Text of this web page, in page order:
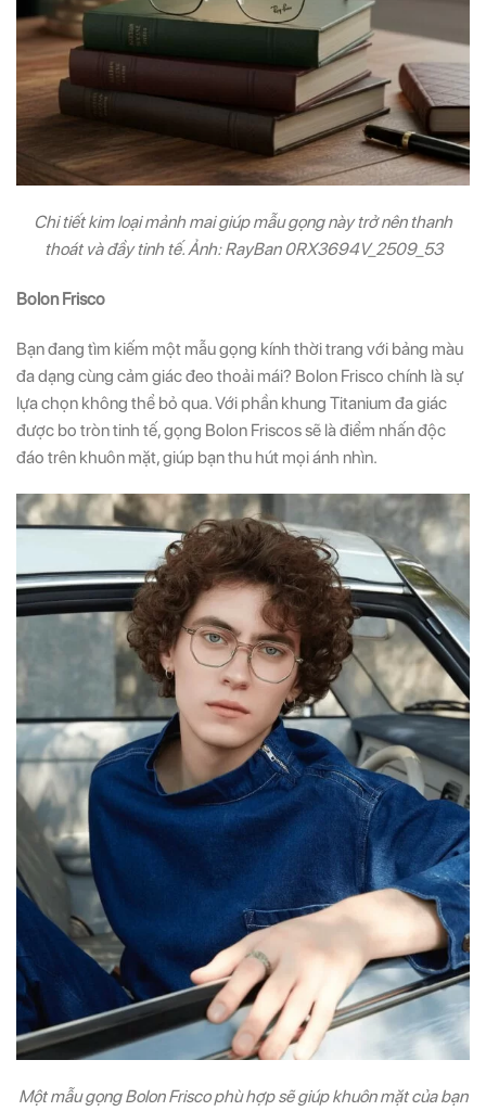
Chi tiết kim loại mảnh mai giúp mẫu gọng này trở nên thanh
thoát và đầy tinh tế. Ảnh: RayBan 0RX3694V_2509_53
Bolon Frisco
Bạn đang tìm kiếm một mẫu gọng kính thời trang với bảng màu
đa dạng cùng cảm giác đeo thoải mái? Bolon Frisco chính là sự
lựa chọn không thể bỏ qua. Với phần khung Titanium đa giác
được bo tròn tinh tế, gọng Bolon Friscos sẽ là điểm nhấn độc
đáo trên khuôn mặt, giúp bạn thu hút mọi ánh nhìn.
Một mẫu gọng Bolon Frisco phù hợp sẽ giúp khuôn mặt của bạn